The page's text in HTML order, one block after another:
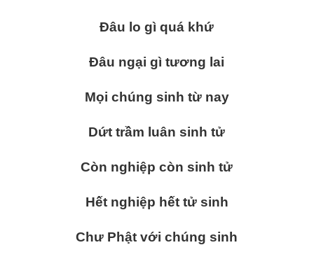
Đâu lo gì quá khứ
Đâu ngại gì tương lai
Mọi chúng sinh từ nay
Dứt trầm luân sinh tử
Còn nghiệp còn sinh tử
Hết nghiệp hết tử sinh
Chư Phật với chúng sinh